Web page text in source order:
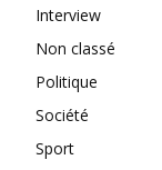
Interview
Non classé
Politique
Société
Sport